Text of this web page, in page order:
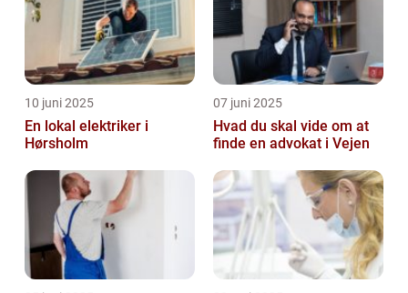
10 juni 2025
En lokal elektriker i
Hørsholm
07 juni 2025
Hvad du skal vide om at
finde en advokat i Vejen